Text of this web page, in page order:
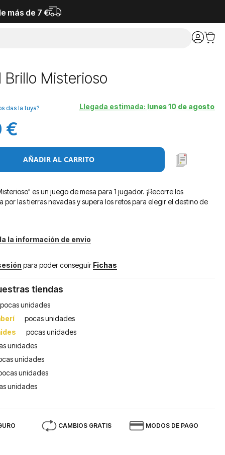
más de 7 €
Brillo Misterioso
Llegada estimada: lunes 10 de agosto
das la tuya?
€
AÑADIR AL CARRITO
es un juego de mesa para 1 jugador. ¡Recorre los
por las tierras nevadas y supera los retos para elegir el destino de
la información de envio
para poder conseguir Fichas
tiendas
pocas unidades
pocas unidades
pocas unidades
unidades
unidades
unidades
unidades
CAMBIOS GRATIS MODOS DE PAGO